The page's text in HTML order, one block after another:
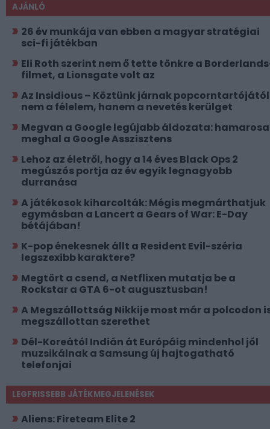
AJÁNLÓ
26 év munkája van ebben a magyar stratégiai
sci-fi játékban
Eli Roth szerint nem ő tette tönkre a
filmet, a Lionsgate volt az
Az Insidious – Köztünk járnak popcorntartójától
nem a félelem, hanem a nevetés kerülget
Megvan a Google legújabb áldozata:
meghal a Google Asszisztens
Lehoz az életről, hogy a 14 éves Black Ops 2
megúszós portja az év egyik legnagyobb
durranása
A játékosok kiharcolták: Mégis megmárthatjuk
egymásban a Lancert a Gears of War: E-Day
bétájában!
K-pop énekesnek állt a Resident Evil-széria
legszexibb karaktere?
Megtört a csend, a Netflixen mutatja be a
Rockstar a GTA 6-ot augusztusban!
A Megszállottság Nikkije most már a polcodon
megszállottan szerethet
Dél-Koreától Indián át Európáig mindenhol jól
muzsikálnak a Samsung új hajtogatható
telefonjai
LEGFRISSEBB JÁTÉKMEGJELENÉSEK
Aliens: Fireteam Elite 2